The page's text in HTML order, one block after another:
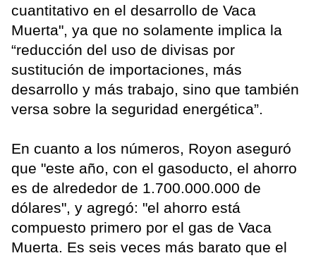
cuantitativo en el desarrollo de Vaca
Muerta", ya que no solamente implica la
“reducción del uso de divisas por
sustitución de importaciones, más
desarrollo y más trabajo, sino que también
versa sobre la seguridad energética”.
En cuanto a los números, Royon aseguró
que "este año, con el gasoducto, el ahorro
es de alrededor de 1.700.000.000 de
dólares", y agregó: "el ahorro está
compuesto primero por el gas de Vaca
Muerta. Es seis veces más barato que el